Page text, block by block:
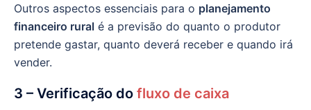
Outros aspectos essenciais para o planejamento
financeiro rural é a previsão do quanto o produtor
pretende gastar, quanto deverá receber e quando irá
vender.
3 – Verificação do fluxo de caixa